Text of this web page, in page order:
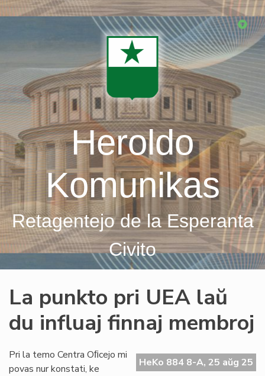
Skip
Heroldo
Komunikas
Retagentejo de la Esperanta
Civito
La punkto pri UEA laŭ
du influaj finnaj membroj
HeKo 884 8-A, 25 aŭg 25
Pri la temo Centra Oﬁcejo mi
povas nur konstati, ke